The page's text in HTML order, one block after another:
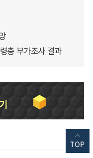
층 부가조사 결과
TOP